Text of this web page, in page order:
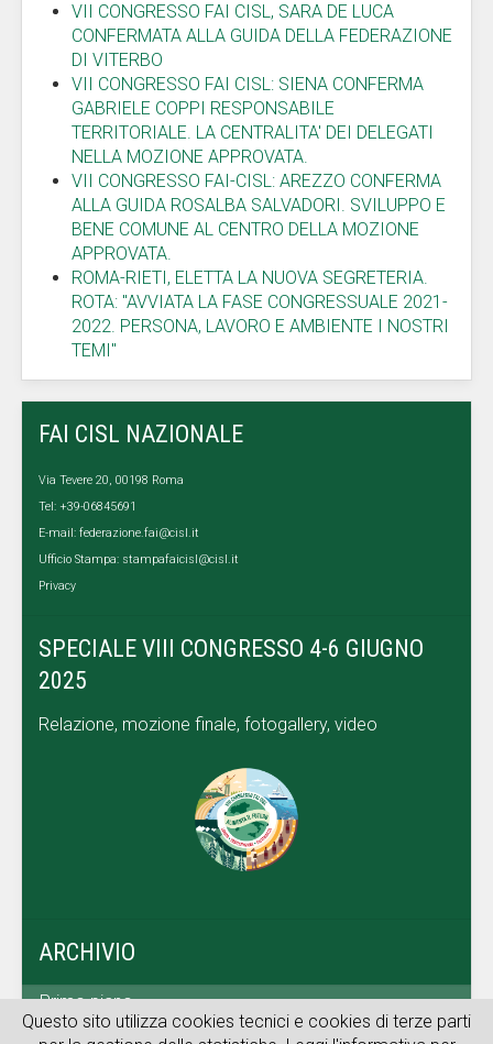
VII CONGRESSO FAI CISL, SARA DE LUCA
CONFERMATA ALLA GUIDA DELLA FEDERAZIONE
DI VITERBO
VII CONGRESSO FAI CISL: SIENA CONFERMA
GABRIELE COPPI RESPONSABILE
TERRITORIALE. LA CENTRALITA' DEI DELEGATI
NELLA MOZIONE APPROVATA.
VII CONGRESSO FAI-CISL: AREZZO CONFERMA
ALLA GUIDA ROSALBA SALVADORI. SVILUPPO E
BENE COMUNE AL CENTRO DELLA MOZIONE
APPROVATA.
ROMA-RIETI, ELETTA LA NUOVA SEGRETERIA.
ROTA: "AVVIATA LA FASE CONGRESSUALE 2021-
2022. PERSONA, LAVORO E AMBIENTE I NOSTRI
TEMI"
FAI CISL NAZIONALE
Via Tevere 20, 00198 Roma
Tel: +39-06845691
E-mail: federazione.fai@cisl.it
Ufficio Stampa: stampafaicisl@cisl.it
Privacy
SPECIALE VIII CONGRESSO 4-6 GIUGNO
2025
Relazione, mozione finale, fotogallery, video
ARCHIVIO
Primo piano
Dal territorio
Questo sito utilizza cookies tecnici e cookies di terze parti